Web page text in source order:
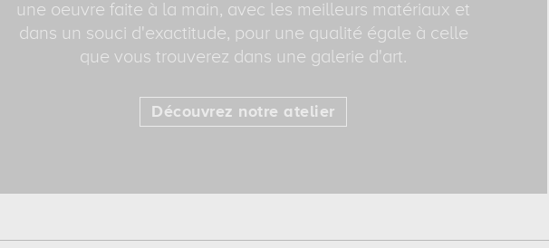
une oeuvre faite à la main, avec les meilleurs matériaux et
dans un souci d'exactitude, pour une qualité égale à celle
que vous trouverez dans une galerie d'art.
Découvrez notre atelier